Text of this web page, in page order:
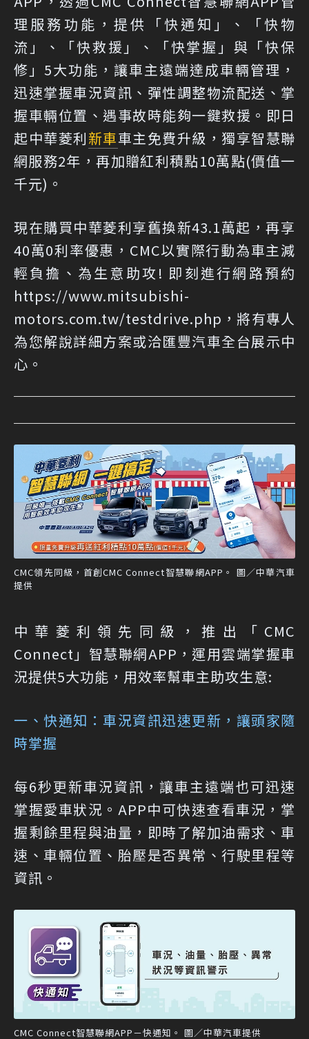
理服務功能，提供「快通知」、「快物
流」、「快救援」、「快掌握」與「快保
修」5大功能，讓車主遠端達成車輛管理，
迅速掌握車況資訊、彈性調整物流配送、掌
握車輛位置、遇事故時能夠一鍵救援。即日
起中華菱利新車車主免費升級，獨享智慧聯
網服務2年，再加贈紅利積點10萬點(價值一
千元)。
現在購買中華菱利享舊換新43.1萬起，再享
40萬0利率優惠，CMC以實際行動為車主減
輕負擔、為生意助攻! 即刻進行網路預約
https://www.mitsubishi-
motors.com.tw/testdrive.php，將有專人
為您解說詳細方案或洽匯豐汽車全台展示中
心。
CMC領先同級，首創CMC Connect智慧聯網APP。 圖／中華汽車
提供
中華菱利領先同級，推出「CMC
Connect」智慧聯網APP，運用雲端掌握車
況提供5大功能，用效率幫車主助攻生意:
一、快通知：車況資訊迅速更新，讓頭家隨
時掌握
每6秒更新車況資訊，讓車主遠端也可迅速
掌握愛車狀況。APP中可快速查看車況，掌
握剩餘里程與油量，即時了解加油需求、車
速、車輛位置、胎壓是否異常、行駛里程等
資訊。
CMC Connect智慧聯網APP－快通知。 圖／中華汽車提供